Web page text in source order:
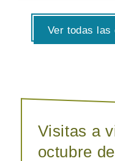
Ver todas las
Visitas a
octubre